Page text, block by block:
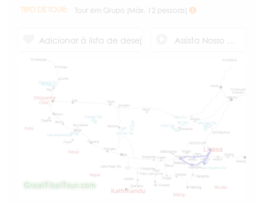
TIPO DE TOUR:
Tour em Grupo (Máx. 12 pessoas)
Adicionar à lista de desejos Assista Nosso Vídeo